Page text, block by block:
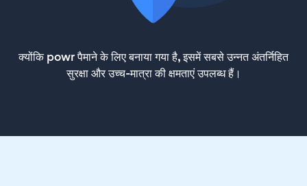
क्योंकि powr पैमाने के लिए बनाया गया है, इसमें सबसे उन्नत अंतर्निहित
सुरक्षा और उच्च-मात्रा की क्षमताएं उपलब्ध हैं।